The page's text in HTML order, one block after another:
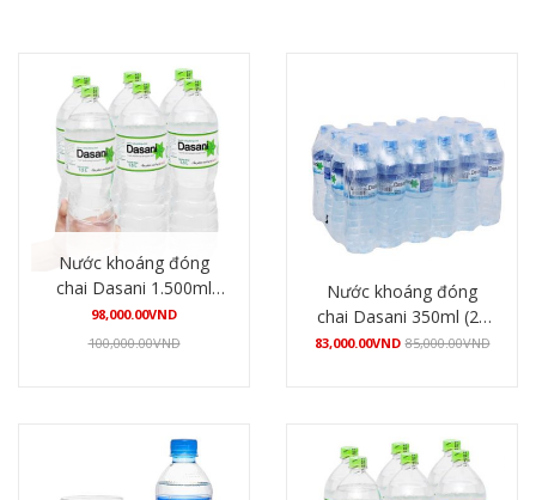
Nước khoáng đóng
chai Dasani 1.500ml
(12 chai/thùng)
98,000.00VND
100,000.00VND
Nước khoáng đóng
chai Dasani 350ml (24
chai/thùng)
83,000.00VND 85,000.00VND